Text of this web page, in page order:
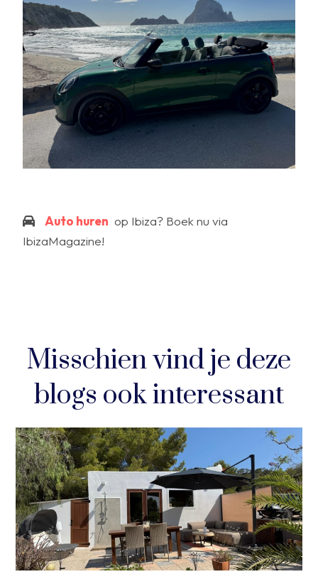
Auto huren op Ibiza? Boek nu via
IbizaMagazine!
Misschien vind je deze
blogs ook interessant